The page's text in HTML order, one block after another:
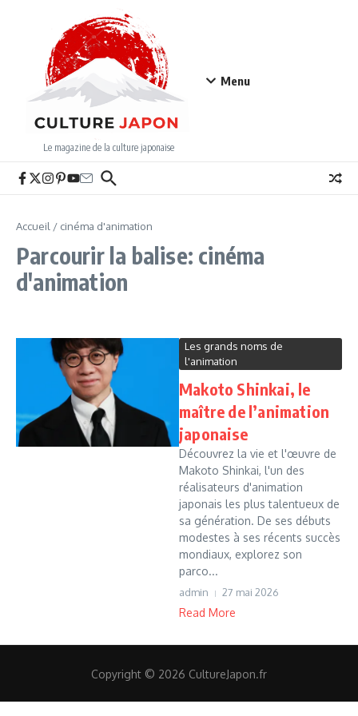
Le magazine de la culture japonaise
Menu
Accueil / cinéma d'animation
Parcourir la balise: cinéma
d'animation
Les grands noms de
l'animation
Makoto Shinkai, le
maître de l’animation
japonaise
Découvrez la vie et l'œuvre de
Makoto Shinkai, l'un des
réalisateurs d'animation
japonais les plus talentueux de
sa génération. De ses débuts
modestes à ses récents succès
mondiaux, explorez son
parco...
admin 27 mai 2026
Read More